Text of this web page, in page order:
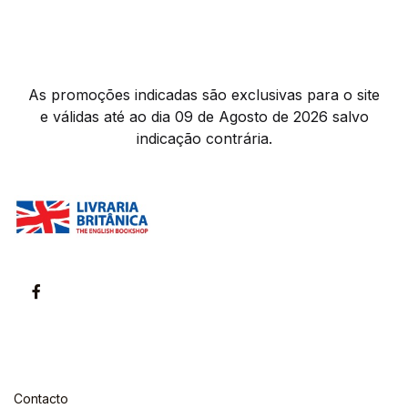
As promoções indicadas são exclusivas para o site
e válidas até ao dia 09 de Agosto de 2026 salvo
indicação contrária.
Contacto